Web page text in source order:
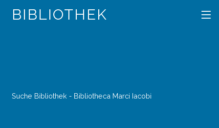
BIBLIOTHEK
Suche Bibliothek - Bibliotheca Marci Iacobi